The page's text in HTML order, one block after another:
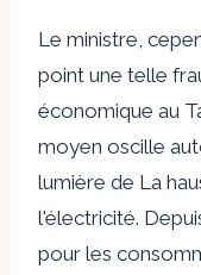
Le ministre,
point une telle
économique au
moyen oscille
lumière de La
l'électricité.
pour les